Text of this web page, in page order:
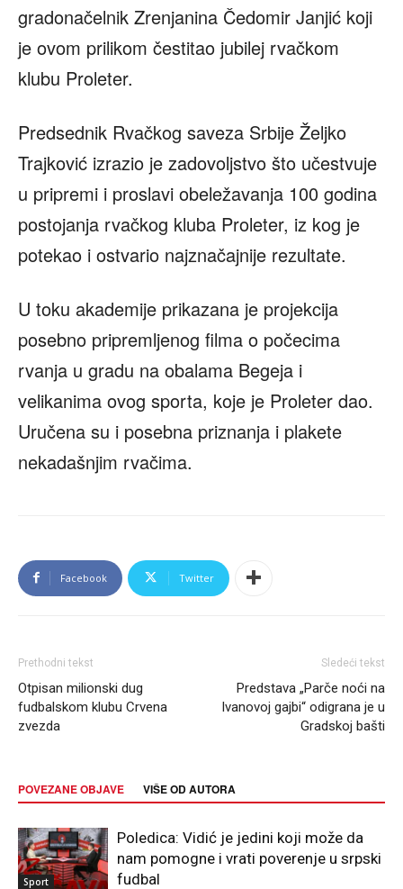
gradonačelnik Zrenjanina Čedomir Janjić koji
je ovom prilikom čestitao jubilej rvačkom
klubu Proleter.
Predsednik Rvačkog saveza Srbije Željko
Trajković izrazio je zadovoljstvo što učestvuje
u pripremi i proslavi obeležavanja 100 godina
postojanja rvačkog kluba Proleter, iz kog je
potekao i ostvario najznačajnije rezultate.
U toku akademije prikazana je projekcija
posebno pripremljenog filma o počecima
rvanja u gradu na obalama Begeja i
velikanima ovog sporta, koje je Proleter dao.
Uručena su i posebna priznanja i plakete
nekadašnjim rvačima.
Facebook Twitter
Prethodni tekst
Otpisan milionski dug
fudbalskom klubu Crvena
zvezda
Sledeći tekst
Predstava „Parče noći na
Ivanovoj gajbi“ odigrana je u
Gradskoj bašti
POVEZANE OBJAVE VIŠE OD AUTORA
Sport
Poledica: Vidić je jedini koji može da
nam pomogne i vrati poverenje u srpski
fudbal